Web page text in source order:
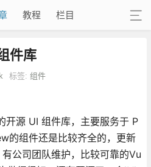
教程 栏目
件库
标签: 组件
源 UI 组件库，主要服务于 P
的组件还是比较齐全的，更新
公司团队维护，比较可靠的Vu